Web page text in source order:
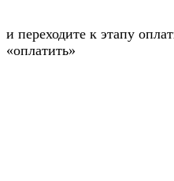
и переходите к этапу
«оплатить»